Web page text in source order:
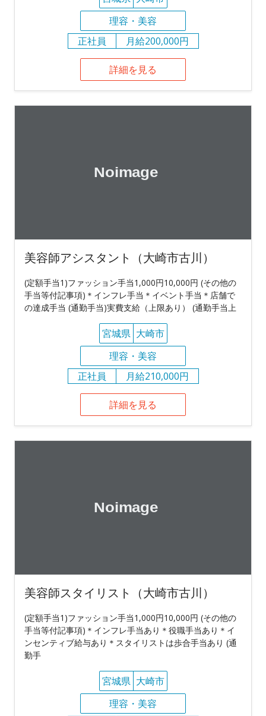
理容・美容
正社員
月給200,000円
詳細を見る
美容師アシスタント（大崎市古川）
(定額手当1)ファッション手当1,000円10,000円 (その他の
手当等付記事項)＊インフレ手当＊イベント手当＊店舗で
の達成手当 (通勤手当)実費支給（上限あり） (通勤手当上
宮城県 大崎市
理容・美容
正社員
月給210,000円
詳細を見る
美容師スタイリスト（大崎市古川）
(定額手当1)ファッション手当1,000円10,000円 (その他の
手当等付記事項)＊インフレ手当あり＊役職手当あり＊イ
ンセンティブ給与あり＊スタイリストは歩合手当あり (通
勤手
宮城県 大崎市
理容・美容